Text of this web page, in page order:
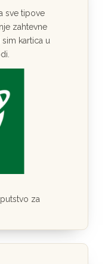
sve tipove
zahtevne
kartica u
za